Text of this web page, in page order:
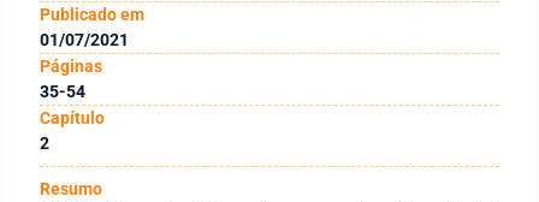
Publicado em
01/07/2021
Páginas
35-54
Capítulo
2
Resumo